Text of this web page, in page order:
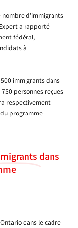
nombre d’immigrants
a rapporté
fédéral,
à
500 immigrants dans
personnes reçues
respectivement
programme
dans
dans le cadre